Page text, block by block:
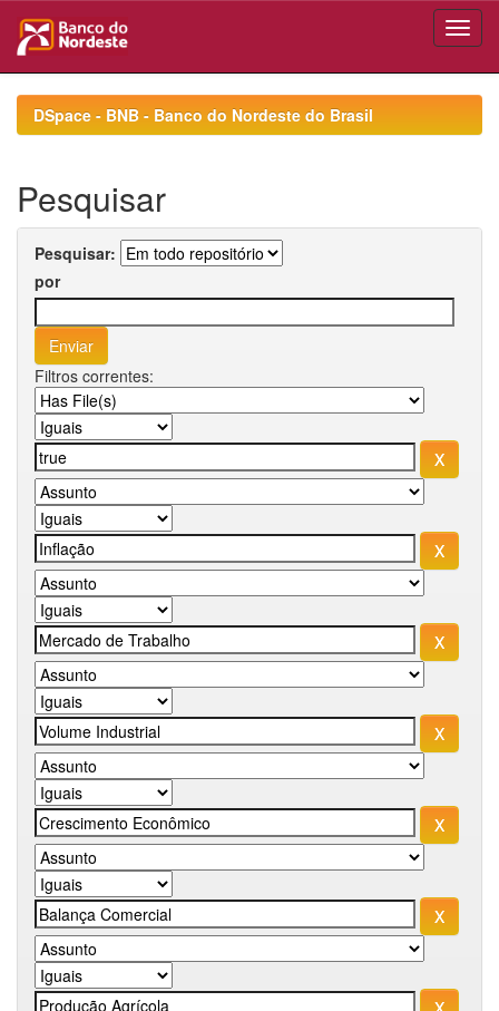
navigationDSpace - BNB - Banco do Nordeste do Brasil
Pesquisar
Pesquisar:
por
Filtros correntes: